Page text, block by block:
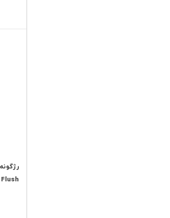
Flush